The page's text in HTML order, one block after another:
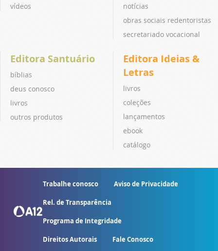
vídeos
notícias
obras sociais redentoristas
secretariado vocacional
Editora Santuário
bíblias
deus conosco
livros
outros produtos
Editora Ideias &
Letras
livros
coleções
lançamentos
ebook
catálogo
Trabalhe conosco Aviso de Privacidade
Rel. de Transparência
Programa de Integridade
Direitos Autorais Fale Conosco